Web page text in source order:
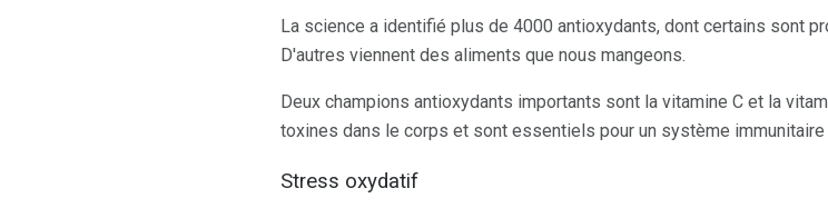
La science a identifié plus de 4000 antioxydants, dont certains sont
D'autres viennent des aliments que nous mangeons.
Deux champions antioxydants importants sont la vitamine C et la
toxines dans le corps et sont essentiels pour un système immunitaire
Stress oxydatif